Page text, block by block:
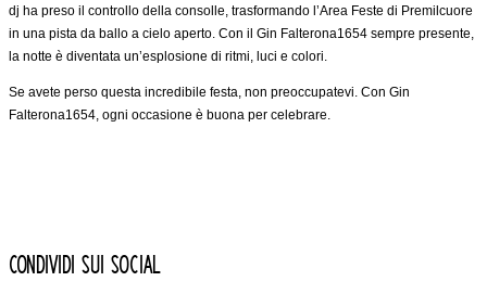
dj ha preso il controllo della consolle, trasformando l’Area Feste di Premilcuore
in una pista da ballo a cielo aperto. Con il Gin Falterona1654 sempre presente,
la notte è diventata un’esplosione di ritmi, luci e colori.
Se avete perso questa incredibile festa, non preoccupatevi. Con Gin
Falterona1654, ogni occasione è buona per celebrare.
CONDIVIDI SUI SOCIAL